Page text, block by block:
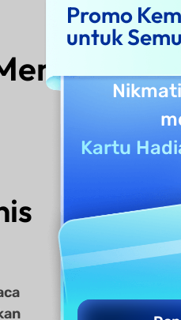
Promo
untuk
Nikmati
Kartu